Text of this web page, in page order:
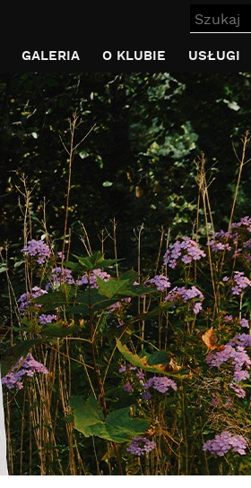
Szukaj
GALERIA O KLUBIE USŁUGI